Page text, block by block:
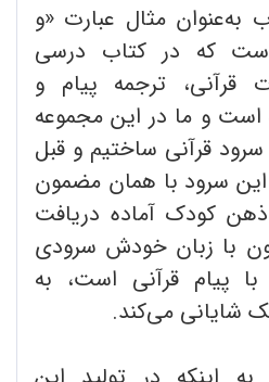
به‌عنوان مثال عبارت «و
است که در کتاب درسی
قرآنی، ترجمه پیام و
و ما در این مجموعه
سرود قرآنی ساختیم و قبل
سرود با همان مضمون
کودک آماده دریافت
با زبان خودش سرودی
پیام قرآنی است، به
شایانی می‌کند.